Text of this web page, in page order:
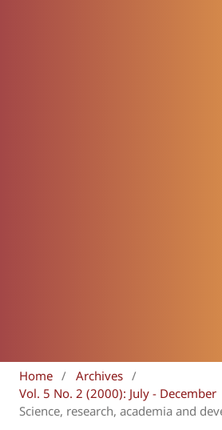
Home / Archives /
Vol. 5 No. 2 (2000): July - December
Science, research, academia and